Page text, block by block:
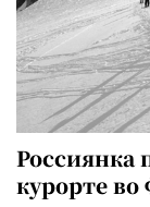
Россиянка
курорте